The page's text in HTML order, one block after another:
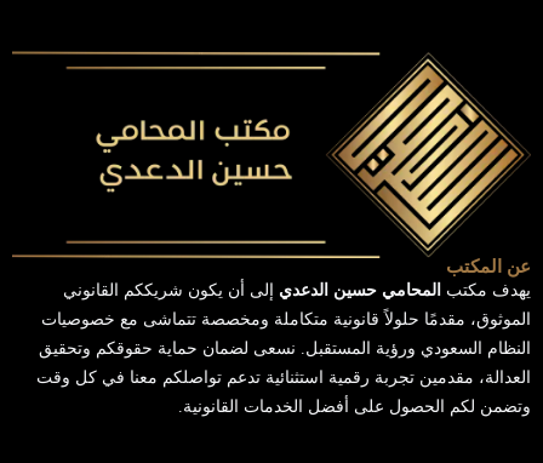
عن المكتب
يهدف مكتب المحامي حسين الدعدي إلى أن يكون شريككم القانوني
الموثوق، مقدمًا حلولاً قانونية متكاملة ومخصصة تتماشى مع خصوصيات
النظام السعودي ورؤية المستقبل. نسعى لضمان حماية حقوقكم وتحقيق
العدالة، مقدمين تجربة رقمية استثنائية تدعم تواصلكم معنا في كل وقت
وتضمن لكم الحصول على أفضل الخدمات القانونية.